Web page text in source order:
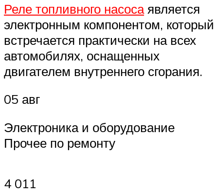
Реле топливного насосаявляется
электронным компонентом, который
встречается практически на всех
автомобилях, оснащенных
двигателем внутреннего сгорания.
05 авг
Электроника и оборудование
Прочее по ремонту
4 011